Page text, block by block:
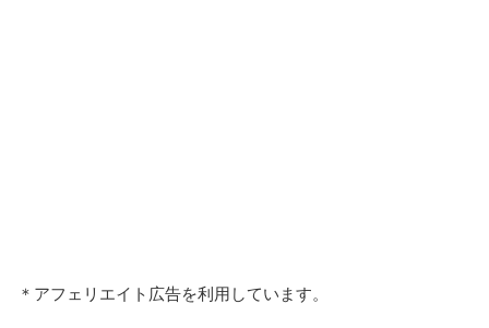
＊アフェリエイト広告を利用しています。